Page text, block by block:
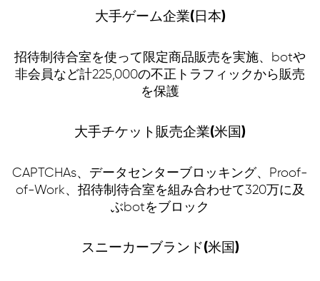
Español
大手ゲーム企業(日本)
招待制待合室を使って限定商品販売を実施、botや
非会員など計225,000の不正トラフィックから販売
を保護
大手チケット販売企業(米国)
CAPTCHAs、データセンターブロッキング、Proof-
of-Work、招待制待合室を組み合わせて320万に及
ぶbotをブロック
スニーカーブランド(米国)